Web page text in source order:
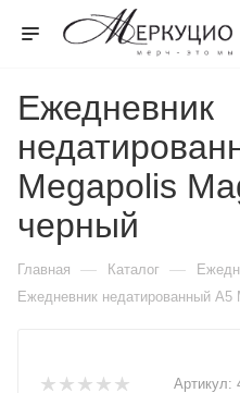
Ежедневник
Megapolis
черный
Главная — Каталог —
Ежедневник недатированный А5
Артикул: